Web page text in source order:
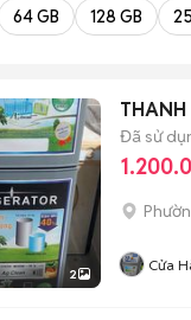
64 GB 128 GB
2
THANH
Đã sử
Cửa